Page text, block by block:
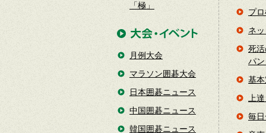
「極」
月例大会
マラソン囲碁大会
日本囲碁ニュース
中国囲碁ニュース
韓国囲碁ニュース
プ
ネ
死
パ
基
上
毎